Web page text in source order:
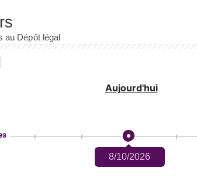
Aujourd'hui
8/10/2026